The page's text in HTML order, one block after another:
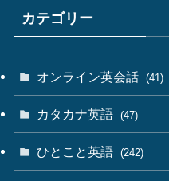
カテゴリー
オンライン英会話 (41)
カタカナ英語 (47)
ひとこと英語 (242)